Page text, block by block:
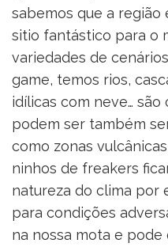
sabemos que a região
sitio fantástico para o
variedades de
game, temos rios,
idílicas com neve…
podem ser também
como zonas
ninhos de freakers
natureza do clima por
para condições
na nossa mota e pode